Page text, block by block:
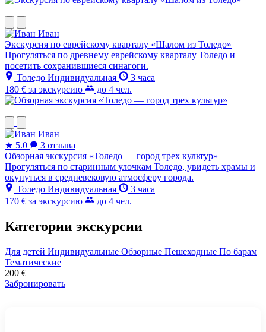
Иван
Экскурсия по еврейскому кварталу «Шалом из Толедо»
Прогуляться по древнему еврейскому кварталу Толедо и
посетить сохранившиеся синагоги.
Толедо Индивидуальная
3 часа
180 € за экскурсию до 4 чел.
Иван
★ 5.0
3 отзыва
Обзорная экскурсия «Толедо — город трех культур»
Прогуляться по старинным улочкам Толедо, увидеть храмы и
окунуться в средневековую атмосферу города.
Толедо Индивидуальная
3 часа
170 € за экскурсию до 4 чел.
Категории экскурсии
Для детей Индивидуальные Обзорные Пешеходные По барам
Тематические
200 €
Забронировать